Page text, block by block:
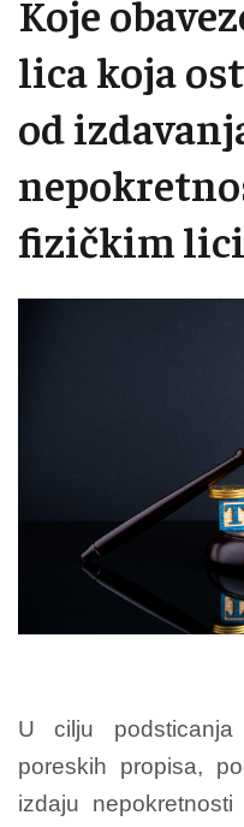
Koje
lica koja
od
fizičkim
U cilju podsticanja
poreskih propisa,
izdaju